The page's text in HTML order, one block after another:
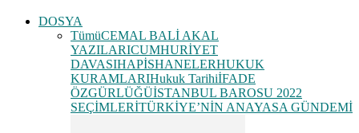
DOSYA
TümüCEMAL BALİ AKAL
YAZILARICUMHURİYET
DAVASIHAPİSHANELERHUKUK
KURAMLARIHukuk TarihiİFADE
ÖZGÜRLÜĞÜİSTANBUL BAROSU 2022
SEÇİMLERİTÜRKİYE’NİN ANAYASA GÜNDEMİ